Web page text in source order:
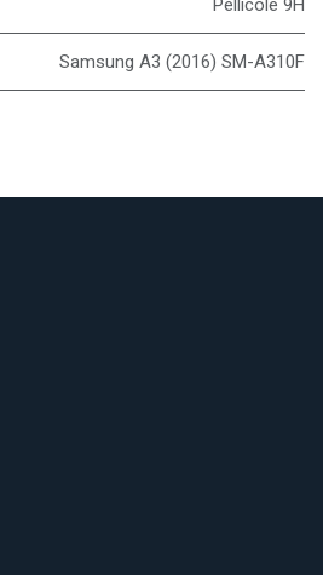
Samsung A3 (2016) SM-A310F